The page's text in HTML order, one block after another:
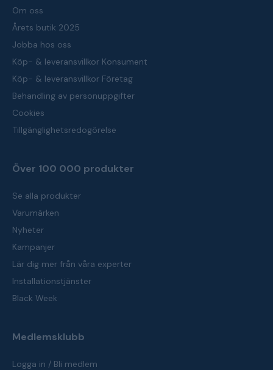
Om oss
Årets butik 2025
Jobba hos oss
Köp- & leveransvillkor Konsument
Köp- & leveransvillkor Företag
Behandling av personuppgifter
Cookies
Tillgänglighetsredogörelse
Över 100 000 produkter
Se alla produkter
Varumärken
Nyheter
Kampanjer
Lär dig mer från våra experter
Installationstjänster
Black Week
Medlemsklubb
Logga in / Bli medlem